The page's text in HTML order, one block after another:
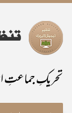
تحریکِ جماعتِ